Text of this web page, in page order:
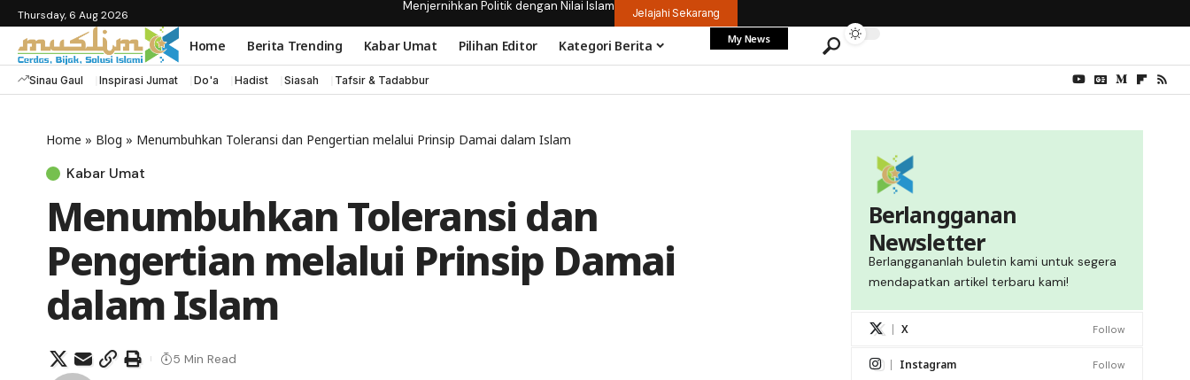
Thursday, 6 Aug 2026
Menjernihkan Politik dengan Nilai Islam Jelajahi Sekarang
Home Berita Trending Kabar Umat Pilihan Editor Kategori Berita My News
Sinau Gaul Inspirasi Jumat Do'a Hadist Siasah Tafsir & Tadabbur
Home » Blog » Menumbuhkan Toleransi dan Pengertian melalui Prinsip Damai dalam Islam
Kabar Umat
Menumbuhkan Toleransi dan
Pengertian melalui Prinsip Damai
dalam Islam
5 Min Read
Berlangganan
Newsletter
Berlanggananlah buletin kami untuk segera
mendapatkan artikel terbaru kami!
X Follow
Instagram Follow